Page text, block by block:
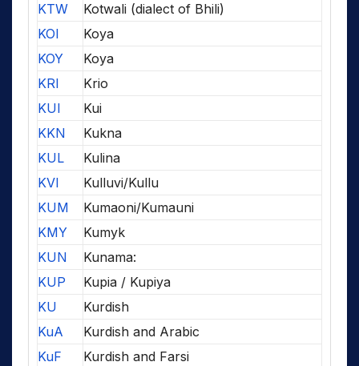
KTW
Kotwali (dialect of Bhili)
KOI
Koya
KOY
Koya
KRI
Krio
KUI
Kui
KKN
Kukna
KUL
Kulina
KVI
Kulluvi/Kullu
KUM
Kumaoni/Kumauni
KMY
Kumyk
KUN
Kunama:
KUP
Kupia / Kupiya
KU
Kurdish
KuA
Kurdish and Arabic
KuF
Kurdish and Farsi